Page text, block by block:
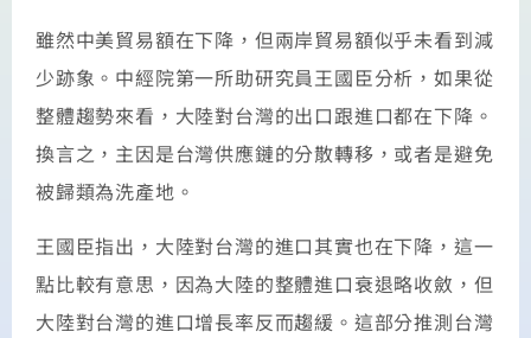
雖然中美貿易額在下降，但兩岸貿易額似乎未看到減
少跡象。中經院第一所助研究員王國臣分析，如果從
整體趨勢來看，大陸對台灣的出口跟進口都在下降。
換言之，主因是台灣供應鏈的分散轉移，或者是避免
被歸類為洗產地。
王國臣指出，大陸對台灣的進口其實也在下降，這一
點比較有意思，因為大陸的整體進口衰退略收斂，但
大陸對台灣的進口增長率反而趨緩。這部分推測台灣